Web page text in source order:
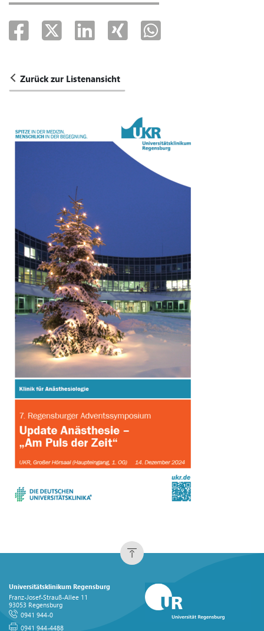
Zurück zur Listenansicht
Universitätsklinikum Regensburg
Franz-Josef-Strauß-Allee 11
93053 Regensburg
0941 944-0
0941 944-4488